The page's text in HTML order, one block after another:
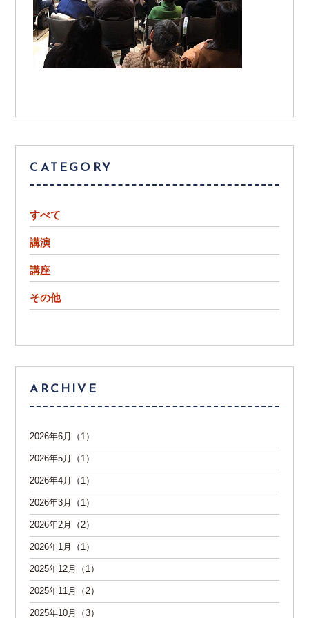
CATEGORY
すべて
講演
講座
その他
ARCHIVE
2026年6月（1）
2026年5月（1）
2026年4月（1）
2026年3月（1）
2026年2月（2）
2026年1月（1）
2025年12月（1）
2025年11月（2）
2025年10月（3）